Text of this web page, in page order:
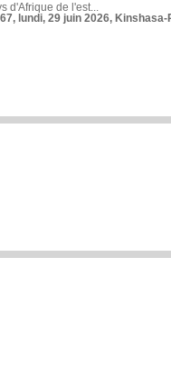
d'Afrique de l'est...
lundi, 29 juin 2026,